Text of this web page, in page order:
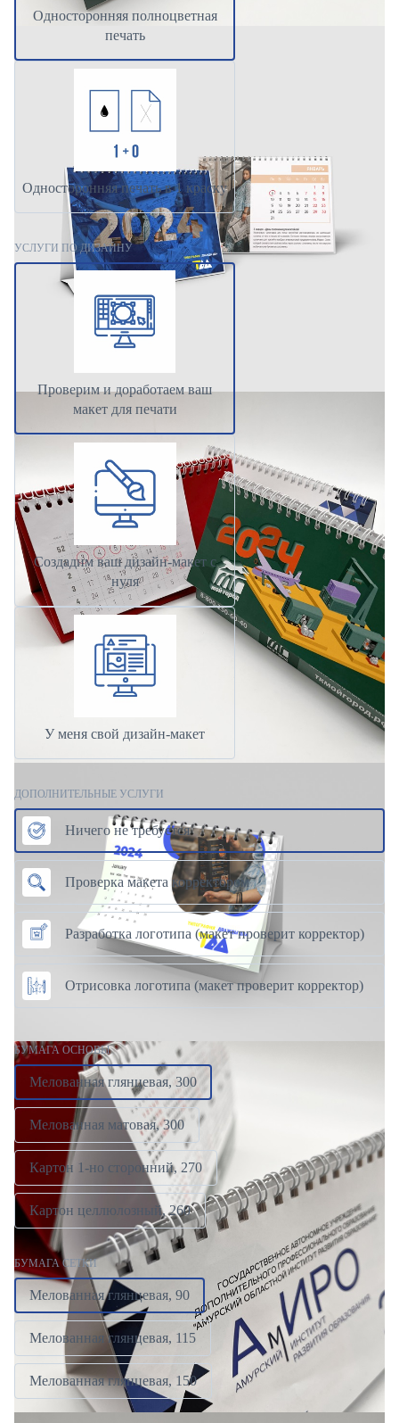
Односторонняя полноцветная
печать
Односторонняя печать в 1 краску
УСЛУГИ ПО ДИЗАЙНУ
Проверим и доработаем ваш
макет для печати
Создадим ваш дизайн-макет с
нуля
У меня свой дизайн-макет
ДОПОЛНИТЕЛЬНЫЕ УСЛУГИ
Ничего не требуется
Проверка макета корректором
Разработка логотипа (макет проверит корректор)
Отрисовка логотипа (макет проверит корректор)
БУМАГА ОСНОВЫ
Мелованная глянцевая, 300
Мелованная матовая, 300
Картон 1-но сторонний, 270
Картон целлюлозный, 260
БУМАГА СЕТКИ
Мелованная глянцевая, 90
Мелованная глянцевая, 115
Мелованная глянцевая, 150